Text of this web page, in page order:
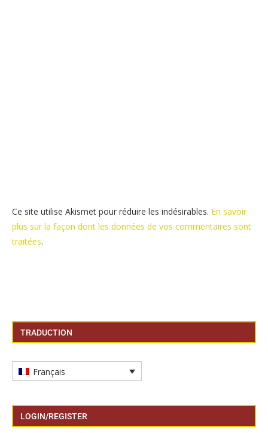
Ce site utilise Akismet pour réduire les indésirables. En savoir
plus sur la façon dont les données de vos commentaires sont
traitées.
TRADUCTION
Français
LOGIN/REGISTER